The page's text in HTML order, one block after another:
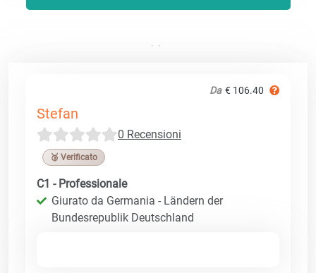
Da € 106.40
Stefan
0 Recensioni
🥉 Verificato
C1 - Professionale
Giurato da Germania - Ländern der
Bundesrepublik Deutschland